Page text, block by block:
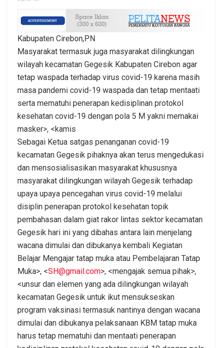
Kabupaten Cirebon,PN
Masyarakat termasuk juga masyarakat dilingkungan
wilayah kecamatan Gegesik Kabupaten Cirebon agar
tetap waspada terhadap virus covid-19 karena masih
masa pandemi covid-19 waspada dan tetap mentaati
serta mematuhi penerapan kedisiplinan protokol
kesehatan covid-19 dengan pola 5 M yakni memakai
masker>, <kamis
Sebagai Ketua satgas penanganan covid-19
kecamatan Gegesik pihaknya akan terus mengedukasi
dan mensosialisasikan masyarakat khususnya
masyarakat dilingkungan wilayah Gegesik terhadap
upaya upaya pencegahan virus covid-19 melalui
disiplin penerapan protokol kesehatan topik
pembahasan dalam giat rakor lintas sektor kecamatan
Gegesik hari ini yang dibahas antara lain menjelang
wacana dimulai dan dibukanya kembali Kegiatan
Belajar Mengajar tatap muka atau Pembelajaran Tatap
Muka>, <SH@gmail.com>, <mengajak semua pihak>,
<unsur dan elemen yang ada dilingkungan wilayah
kecamatan Gegesik untuk ikut mensukseskan
program vaksinasi termasuk nantinya dengan wacana
dimulai dan dibukanya pelaksanaan KBM tatap muka
harus tetap mematuhi dan mentaati penerapan